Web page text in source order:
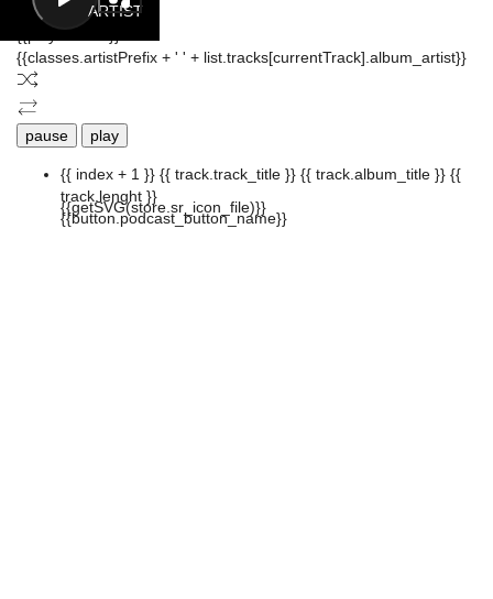
ARTIST
{{playListTitle}}
{{classes.artistPrefix + ' ' + list.tracks[currentTrack].album_artist}}
pause play
{{ index + 1 }} {{ track.track_title }} {{ track.album_title }} {{
track.lenght }}
{{getSVG(store.sr_icon_file)}}
{{button.podcast_button_name}}